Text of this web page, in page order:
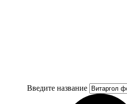
Введите название